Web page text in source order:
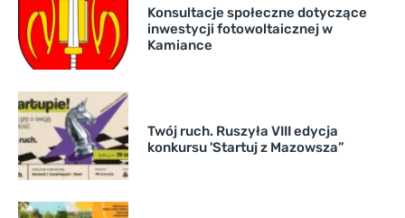
Konsultacje społeczne dotyczące
inwestycji fotowoltaicznej w
Kamiance
Twój ruch. Ruszyła VIII edycja
konkursu 'Startuj z Mazowsza”